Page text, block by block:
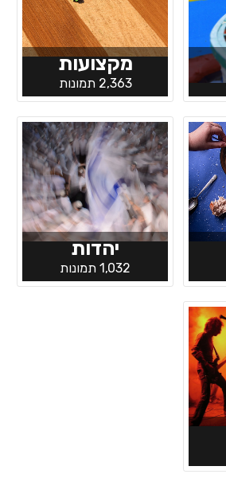
מקצועות
2,363 תמונות
יהדות
1,032 תמונות